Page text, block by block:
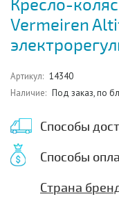
Кресло-
Vermeiren
Артикул: 14340
Наличие: Под заказ, по
Способы
Способы
Страна